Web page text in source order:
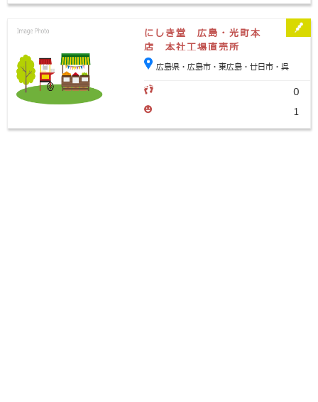
にしき堂 広島・光町本
店 本社工場直売所
広島県・広島市・東広島・廿日市・呉
0
1